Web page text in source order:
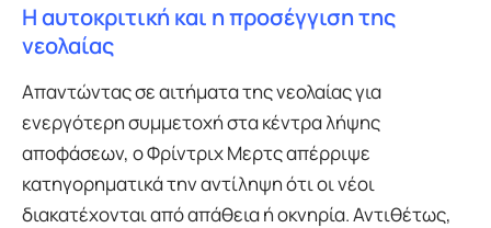
Η αυτοκριτική και η προσέγγιση της
νεολαίας
Απαντώντας σε αιτήματα της νεολαίας για
ενεργότερη συμμετοχή στα κέντρα λήψης
αποφάσεων, ο Φρίντριχ Μερτς απέρριψε
κατηγορηματικά την αντίληψη ότι οι νέοι
διακατέχονται από απάθεια ή οκνηρία. Αντιθέτως,